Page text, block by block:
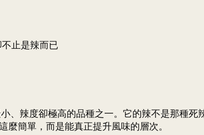
止是辣而已
簡單，而是能真正提升風味的層次。